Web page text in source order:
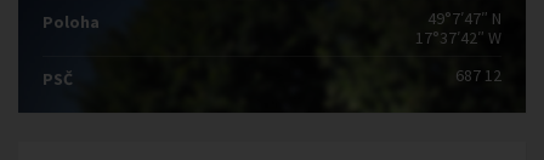
Poloha
49°7′47″ N
17°37′42″ W
PSČ
687 12